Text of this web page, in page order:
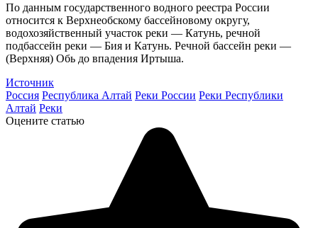
По данным государственного водного реестра России
относится к Верхнеобскому бассейновому округу,
водохозяйственный участок реки — Катунь, речной
подбассейн реки — Бия и Катунь. Речной бассейн реки —
(Верхняя) Обь до впадения Иртыша.
Источник
Россия Республика Алтай Реки России Реки Республики
Алтай Реки
Оцените статью